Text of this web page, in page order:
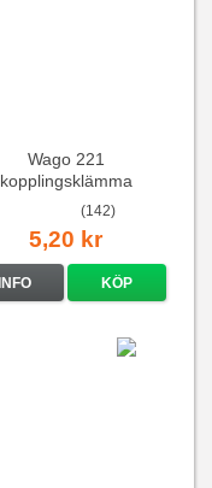
Wago 221
kopplingsklämma
(142)
5,20 kr
INFO KÖP